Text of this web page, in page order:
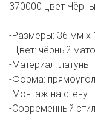
370000 цвет
-Размеры: 36 мм х
-Цвет: чёрный
-Материал: латунь
-Форма:
-Монтаж на стену
-Современный